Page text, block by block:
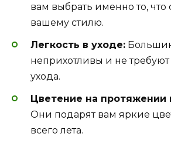
вам выбрать именно то, что
вашему стилю.
Легкость в уходе:
неприхотливы и не
ухода.
Цветение на протяжении
Они подарят вам яркие
всего лета.